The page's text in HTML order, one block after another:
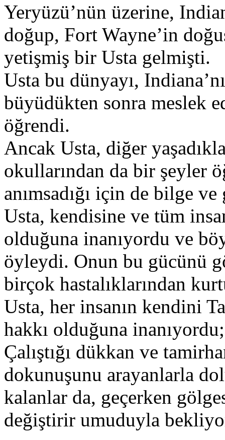
Yeryüzü’nün üzerine,
doğup, Fort Wayne’in
yetişmiş bir Usta gelmişti.
Usta bu dünyayı,
büyüdükten sonra meslek
öğrendi.
Ancak Usta, diğer
okullarından da bir şeyler
anımsadığı için de bilge
Usta, kendisine ve tüm
olduğuna inanıyordu ve
öyleydi. Onun bu gücünü
birçok hastalıklarından
Usta, her insanın kendini
hakkı olduğuna
Çalıştığı dükkan ve
dokunuşunu arayanlarla
kalanlar da, geçerken
değiştirir umuduyla